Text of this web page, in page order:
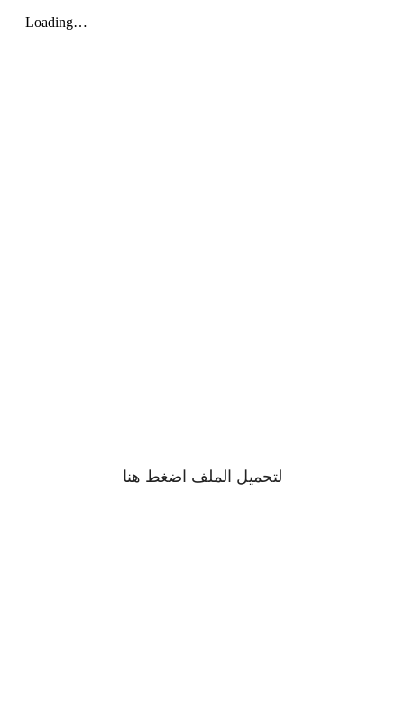
لتحميل الملف اضغط هنا